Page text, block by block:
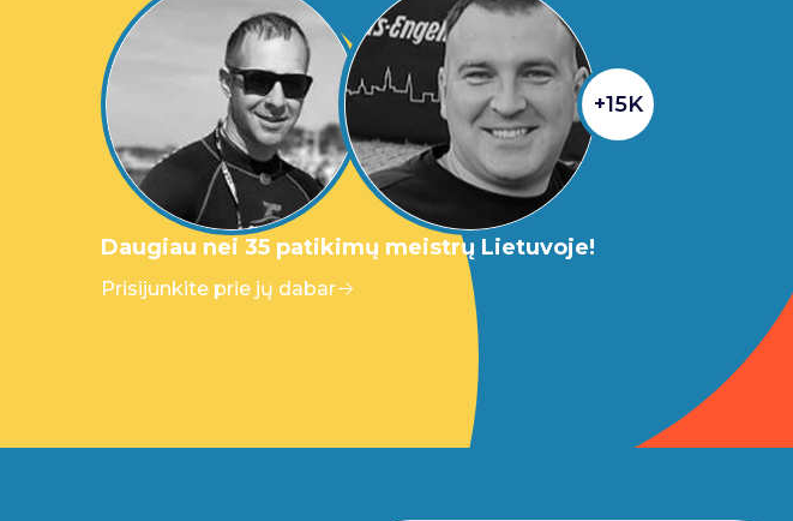
+15K
Daugiau nei 35 patikimų meistrų Lietuvoje!
Prisijunkite prie jų dabar